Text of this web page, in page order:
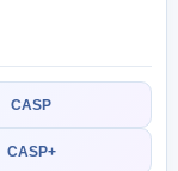
CASP
CASP+